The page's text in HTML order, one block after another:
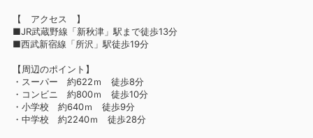
【 アクセス 】
■JR武蔵野線「新秋津」駅まで徒歩13分
■西武新宿線「所沢」駅徒歩19分
【周辺のポイント】
・スーパー 約622ｍ 徒歩8分
・コンビニ 約800ｍ 徒歩10分
・小学校 約640ｍ 徒歩9分
・中学校 約2240ｍ 徒歩28分